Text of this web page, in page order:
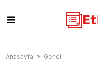
content
Anasayfa » Genel